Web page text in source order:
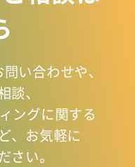
い合わせや、
談、
ングに関する
、お気軽に
さい。